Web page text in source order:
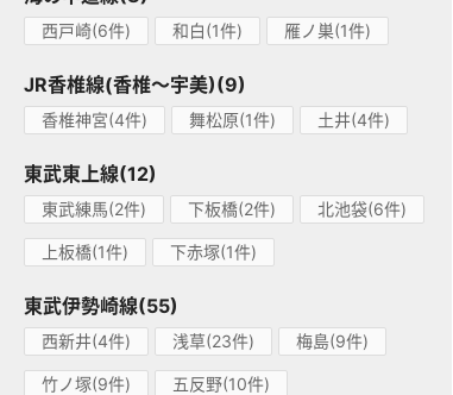
西戸崎(6件) 和白(1件) 雁ノ巣(1件)
JR香椎線(香椎～宇美)(9)
香椎神宮(4件) 舞松原(1件) 土井(4件)
東武東上線(12)
東武練馬(2件) 下板橋(2件) 北池袋(6件)
上板橋(1件) 下赤塚(1件)
東武伊勢崎線(55)
西新井(4件) 浅草(23件) 梅島(9件)
竹ノ塚(9件) 五反野(10件)